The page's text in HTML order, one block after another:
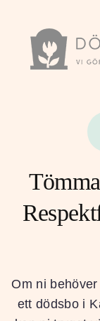
Om ni
ett dödsbo i